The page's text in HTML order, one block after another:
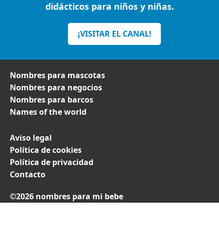
didácticos para niños y niñas.
¡VISITAR EL CANAL!
Nombres para mascotas
Nombres para negocios
Nombres para barcos
Names of the world
Aviso legal
Política de cookies
Política de privacidad
Contacto
©2026 nombres para mi bebe